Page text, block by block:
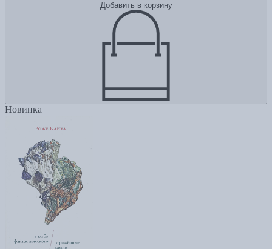
Добавить в корзину
Новинка